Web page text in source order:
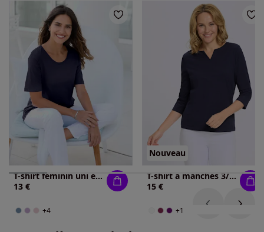
T-shirt féminin uni et confortable
13 €
+4
Nouveau
T-shirt à manches 3/4 manches 3/4 mode
15 €
+1